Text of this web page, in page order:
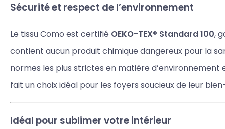
Sécurité et respect de l’environnement
Le tissu Como est certifié OEKO-TEX® Standard 100,
contient aucun produit chimique dangereux pour la
normes les plus strictes en matière d’environnement
fait un choix idéal pour les foyers soucieux de leur
Idéal pour sublimer votre intérieur